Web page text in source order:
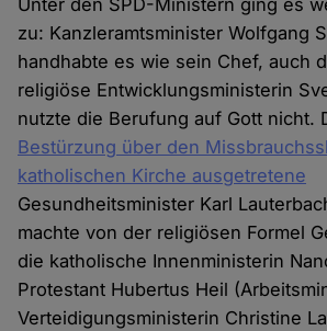
Unter den SPD-Ministern ging es
zu: Kanzleramtsminister Wolfgang
handhabte es wie sein Chef, auch
religiöse Entwicklungsministerin
nutzte die Berufung auf Gott nicht.
Bestürzung über den
katholischen Kirche ausgetretene
Gesundheitsminister Karl
machte von der religiösen Formel
die katholische Innenministerin
Protestant Hubertus Heil
Verteidigungsministerin Christine